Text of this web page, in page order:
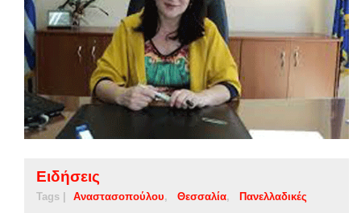
Ειδήσεις
Tags | Αναστασοπούλου Θεσσαλία Πανελλαδικές